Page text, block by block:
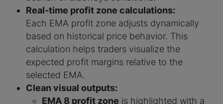
Real-time profit zone calculations:
Each EMA profit zone adjusts dynamically
based on historical price behavior. This
calculation helps traders visualize the
expected profit margins relative to the
selected EMA.
Clean visual outputs:
EMA 8 profit zone is highlighted with a